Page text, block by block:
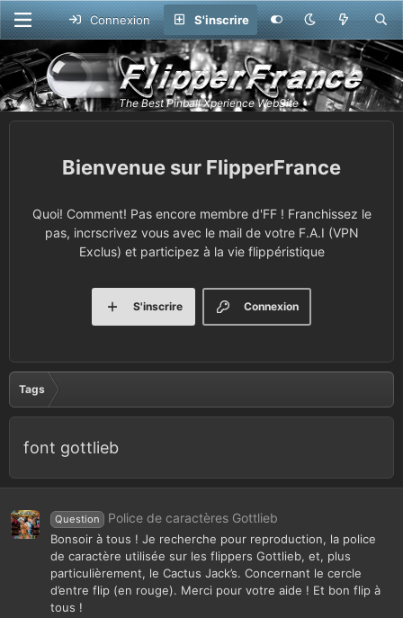
Connexion S'inscrire
FlipperFrance
Quoi! Comment! Pas encore membre d'FF ! Franchissez le
pas, incrscrivez vous avec le mail de votre F.A.I (VPN
Exclus) et participez à la vie flippéristique
Connexion
S'inscrire
Tags
font gottlieb
Question Police de caractères Gottlieb
Bonsoir à tous ! Je recherche pour reproduction, la police
de caractère utilisée sur les flippers Gottlieb, et, plus
particulièrement, le Cactus Jack’s. Concernant le cercle
d’entre flip (en rouge). Merci pour votre aide ! Et bon flip à
tous !